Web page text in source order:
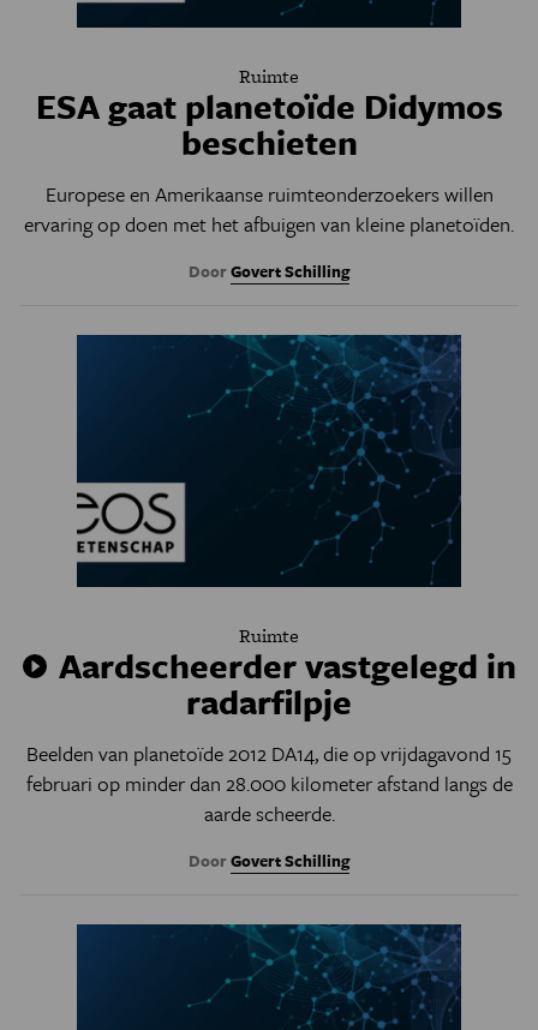
Ruimte
ESA gaat planetoïde Didymos
beschieten
Europese en Amerikaanse ruimteonderzoekers willen
ervaring op doen met het afbuigen van kleine planetoïden.
DoorGovert Schilling
Ruimte
Aardscheerder vastgelegd in
radarfilpje
Beelden van planetoïde 2012 DA14, die op vrijdagavond 15
februari op minder dan 28.000 kilometer afstand langs de
aarde scheerde.
DoorGovert Schilling